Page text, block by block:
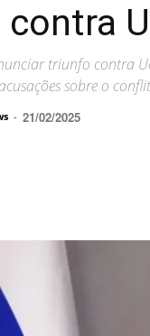
triunfo contra
sobre o
- 21/02/2025